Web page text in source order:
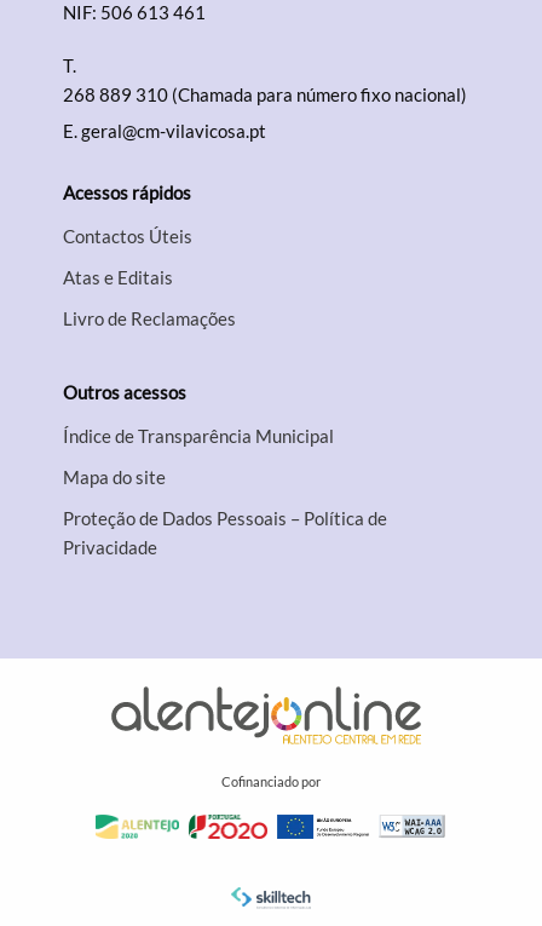
Categorias gerais
Filtros
NIF: 506 613 461
T.
268 889 310 (Chamada para número fixo nacional)
E.geral@cm-vilavicosa.pt
Acessos rápidos
Contactos Úteis
Atas e Editais
Livro de Reclamações
Outros acessos
Índice de Transparência Municipal
Mapa do site
Proteção de Dados Pessoais – Política de
Privacidade
Cofinanciado por